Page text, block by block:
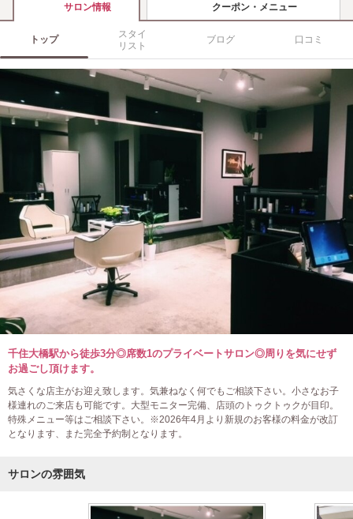
サロン情報 クーポン・メニュー
トップ
スタイ
リスト
ブログ 口コミ
千住大橋駅から徒歩3分◎席数1のプライベートサロン◎周りを気にせず
お過ごし頂けます。
気さくな店主がお迎え致します。気兼ねなく何でもご相談下さい。小さなお子
様連れのご来店も可能です。大型モニター完備、店頭のトゥクトゥクが目印。
特殊メニュー等はご相談下さい。※2026年4月より新規のお客様の料金が改訂
となります、また完全予約制となります。
サロンの雰囲気